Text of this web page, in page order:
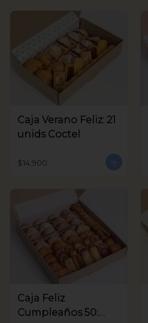
Caja Verano Feliz: 21
unids Coctel
$14.900
Caja Feliz
Cumpleaños 50: